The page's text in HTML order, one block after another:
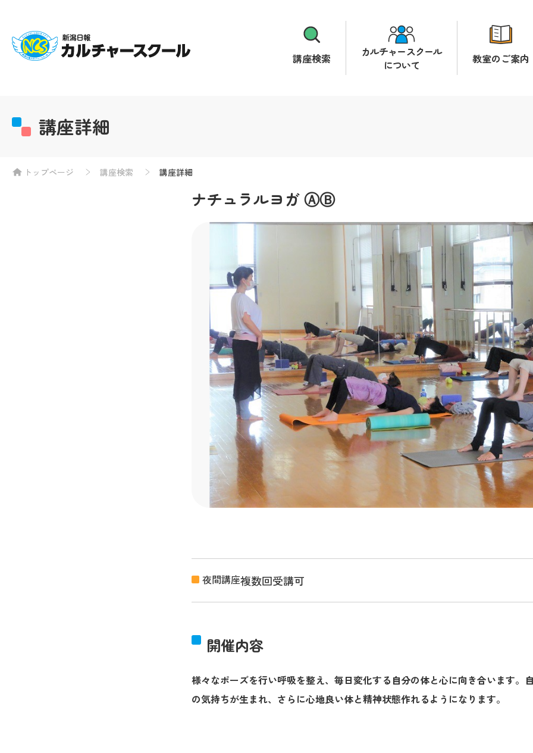
講座検索
カルチャースクール
について
教室のご案内
講座詳細
トップページ 講座検索 講座詳細
ナチュラルヨガ ⒶⒷ
夜間講座複数回受講可
開催内容
様々なポーズを行い呼吸を整え、毎日変化する自分の体と心に向き合います。
の気持ちが生まれ、さらに心地良い体と精神状態作れるようになります。